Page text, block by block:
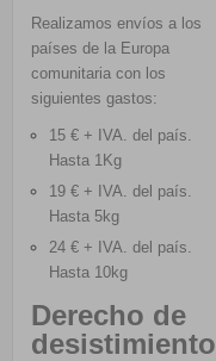
Realizamos envíos a los
países de la Europa
comunitaria con los
siguientes gastos:
15 € + IVA. del país.
Hasta 1Kg
19 € + IVA. del país.
Hasta 5kg
24 € + IVA. del país.
Hasta 10kg
Derecho de
desistimiento